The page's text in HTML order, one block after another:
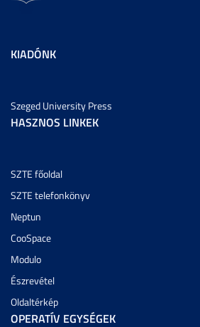
KIADÓNK
Szeged University Press
HASZNOS LINKEK
SZTE főoldal
SZTE telefonkönyv
Neptun
CooSpace
Modulo
Észrevétel
Oldaltérkép
OPERATÍV EGYSÉGEK